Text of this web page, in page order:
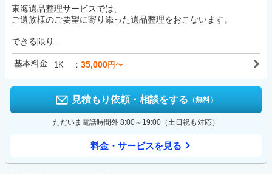
東海遺品整理サービスでは、
ご遺族様のご要望に寄り添った遺品整理をおこないます。
できる限り...
基本料金 1K 35,000円〜
見積もり依頼・相談をする （無料）
ただいま電話時間外 8:00～19:00（土日祝も対応）
料金・サービスを見る